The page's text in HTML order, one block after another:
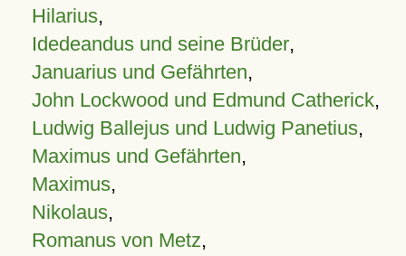
Hilarius,
Idedeandus und seine Brüder,
Januarius und Gefährten,
John Lockwood und Edmund Catherick,
Ludwig Ballejus und Ludwig Panetius,
Maximus und Gefährten,
Maximus,
Nikolaus,
Romanus von Metz,